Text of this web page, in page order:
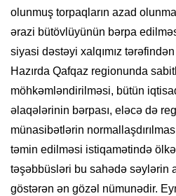
olunmuş torpaqların azad
ərazi bütövlüyünün bərpa
siyasi dəstəyi xalqımız
Hazırda Qafqaz regionunda
möhkəmləndirilməsi, bütün
əlaqələrinin bərpası, eləcə də
münasibətlərin
təmin edilməsi istiqamətində
təşəbbüsləri bu sahədə səylərin
göstərən ən gözəl nümunədir.